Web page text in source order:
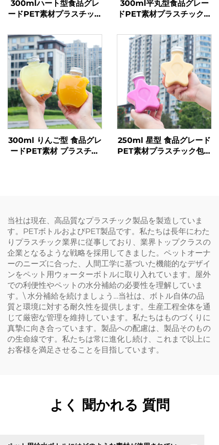
300mlハート型食品グレ
ードPET素材プラスチック
ンク用ホットセール
300ml平丸型食品グレー
ドPET素材プラスチック包
ティー用
300ml りんご型 食品グレ
ードPET素材 プラスチッ
250ml 星型 食品グレード
PET素材プラスチック包装
当社は現在、高品質なプラスチック製品を製造していま
す。PETボトルおよびPET製品です。私たちは長年にわた
りプラスチック業界に従事しており、業界トップクラスの
企業となるような戦略を採用してきました。ペットオーナ
ーのニーズに合った、人間工学に基づいた機能的なデザイ
ンをペット用ウォーターボトルに取り入れています。屋外
での利便性やペットの水分補給の必要性を理解していま
す。\ 水分補給を続けましょう…当社は、ボトル自体の品
質と環境に対する耐久性を提供します。生産工程全体を通
じて厳密な管理を維持しています。私たちはものづくりに
真摯に向き合っています。製品への配慮は、製品そのもの
の生命線です。私たちは常に進化し続け、これまで以上に
お客様を満足させることを目指しています。
よく 聞かれる 質問